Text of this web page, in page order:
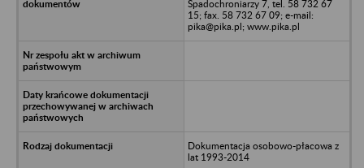
Spadochroniarzy 7, tel. 58 732 67
15; fax. 58 732 67 09; e-mail:
pika@pika.pl; www.pika.pl
Dokumentacja osobowo-płacowa z
lat 1993-2014